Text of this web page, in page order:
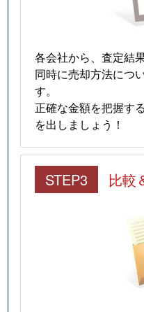
各会社から、査定結
同時に売却方法につ
す。
正確な金額を把握す
を出しましょう！
STEP3 比較